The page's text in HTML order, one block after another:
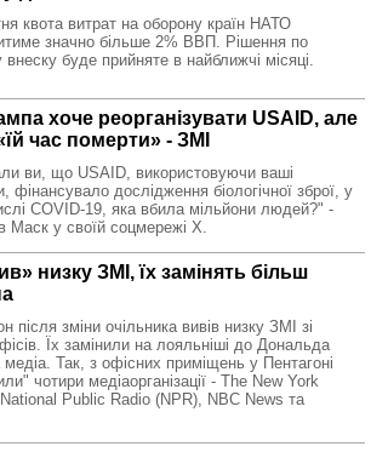
квота витрат на оборону країн НАТО
значно більше 2% ВВП. Рішення по
внеску буде прийняте в найближчі місяці.
хоче реорганізувати USAID, але
час померти» - ЗМІ
ви, що USAID, використовуючи ваші
фінансувало дослідження біологічної зброї, у
COVID-19, яка вбила мільйони людей?" -
Маск у своїй соцмережі Х.
низку ЗМІ, їх замінять більш
після зміни очільника вивів низку ЗМІ зі
Їх замінили на лояльніші до Дональда
Так, з офісних приміщень у Пентагоні
чотири медіаорганізації - The New York
Public Radio (NPR), NBC News та